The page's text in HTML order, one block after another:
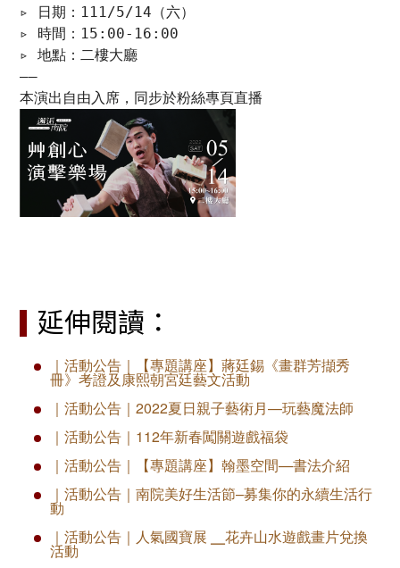
▹ 日期：111/5/14（六）
▹ 時間：15:00-16:00
▹ 地點：二樓大廳
——
延伸閱讀：
｜活動公告｜【專題講座】蔣廷錫《畫群芳擷秀
冊》考證及康熙朝宮廷藝文活動
｜活動公告｜2022夏日親子藝術月—玩藝魔法師
｜活動公告｜112年新春闖關遊戲福袋
｜活動公告｜【專題講座】翰墨空間—書法介紹
｜活動公告｜​南院美好生活節–募集你的永續生活行
動
｜活動公告｜人氣國寶展 ╴花卉山水遊戲畫片兌換
活動